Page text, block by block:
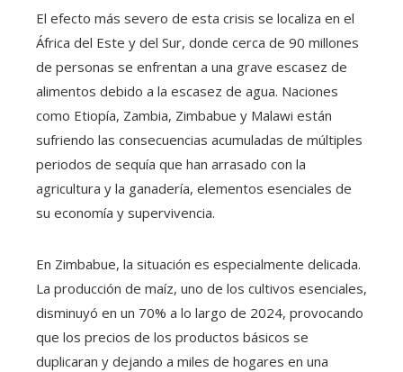
El efecto más severo de esta crisis se localiza en el
África del Este y del Sur, donde cerca de 90 millones
de personas se enfrentan a una grave escasez de
alimentos debido a la escasez de agua. Naciones
como Etiopía, Zambia, Zimbabue y Malawi están
sufriendo las consecuencias acumuladas de múltiples
periodos de sequía que han arrasado con la
agricultura y la ganadería, elementos esenciales de
su economía y supervivencia.
En Zimbabue, la situación es especialmente delicada.
La producción de maíz, uno de los cultivos esenciales,
disminuyó en un 70% a lo largo de 2024, provocando
que los precios de los productos básicos se
duplicaran y dejando a miles de hogares en una